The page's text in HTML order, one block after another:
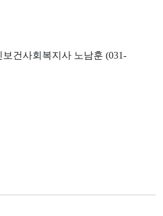
보건사회복지사 노남훈 (031-